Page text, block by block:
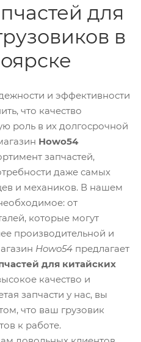
для
в
и эффективности
что качество
роль в их долгосрочной
Howo54
запчастей,
даже самых
и механиков. В нашем
от
которые могут
производительной и
Howo54 предлагает
для китайских
качество и
запчасти у нас, вы
что ваш грузовик
к работе.